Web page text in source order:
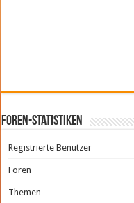
Foren-Statistiken
Registrierte Benutzer
Foren
Themen